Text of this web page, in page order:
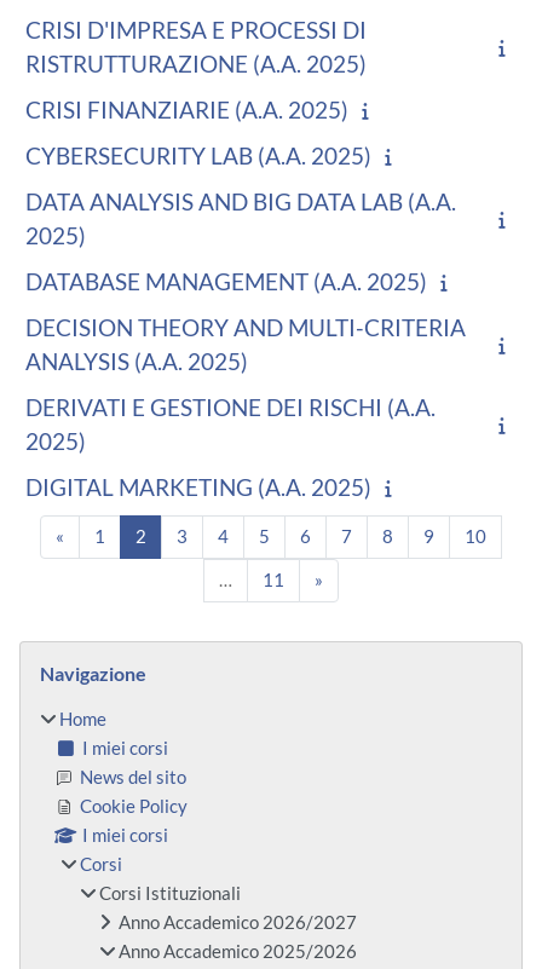
CRISI D'IMPRESA E PROCESSI DI
RISTRUTTURAZIONE (A.A. 2025)
CRISI FINANZIARIE (A.A. 2025)
CYBERSECURITY LAB (A.A. 2025)
DATA ANALYSIS AND BIG DATA LAB (A.A.
2025)
DATABASE MANAGEMENT (A.A. 2025)
DECISION THEORY AND MULTI-CRITERIA
ANALYSIS (A.A. 2025)
DERIVATI E GESTIONE DEI RISCHI (A.A.
2025)
DIGITAL MARKETING (A.A. 2025)
« Pagina precedente
1 Pagina 1
2 Pagina 2
3 Pagina 3
4Pagina 4
5 Pagina 5
6 Pagina 6
7 Pagina 7
8 Pagina 8
9 Pagina 9
10
… 11 Pagina 11
»Pagina successiva
Blocchi
Navigazione
Home
I miei corsi
News del sito
Cookie Policy
I miei corsi
Corsi
Corsi Istituzionali
Anno Accademico 2026/2027
Anno Accademico 2025/2026